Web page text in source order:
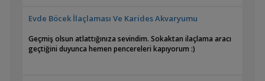
Evde Böcek İlaçlaması Ve Karides Akvaryumu
Geçmiş olsun atlattığınıza sevindim. Sokaktan ilaçlama aracı
geçtiğini duyunca hemen pencereleri kapıyorum :)